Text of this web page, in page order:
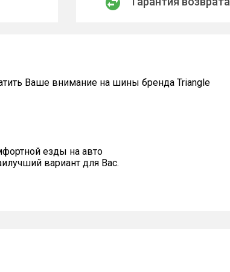
Ваше внимание на шины бренда Triangle
езды на авто
вариант для Вас.